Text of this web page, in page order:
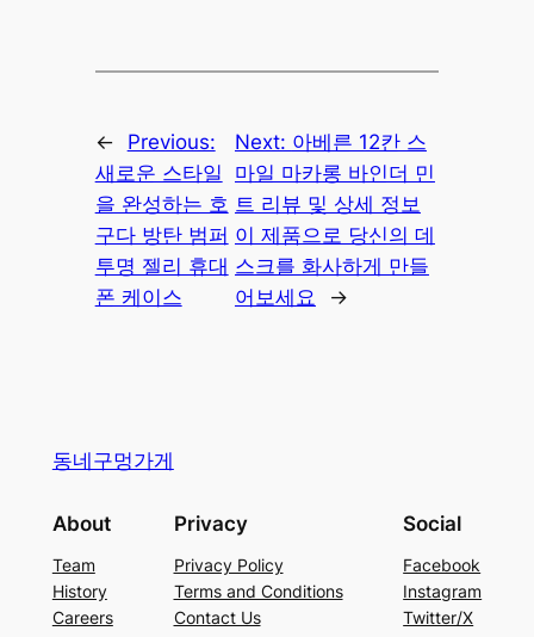
←
Previous:
새로운 스타일
을 완성하는 호
구다 방탄 범퍼
투명 젤리 휴대
폰 케이스
Next: 아베른 12칸 스
마일 마카롱 바인더 민
트 리뷰 및 상세 정보
이 제품으로 당신의 데
스크를 화사하게 만들
어보세요
→
동네구멍가게
About
Team
History
Careers
Privacy
Privacy Policy
Terms and Conditions
Contact Us
Social
Facebook
Instagram
Twitter/X